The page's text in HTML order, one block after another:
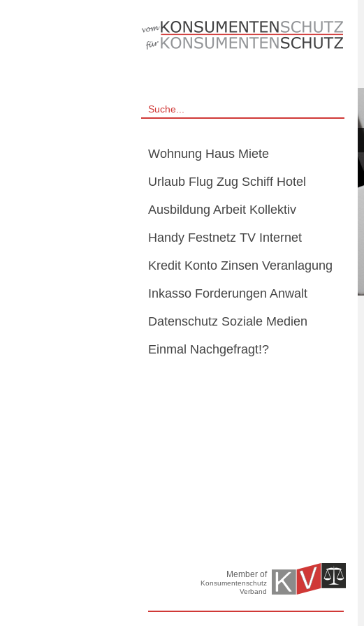
Wohnung Haus Miete
Urlaub Flug Zug Schiff Hotel
Ausbildung Arbeit Kollektiv
Handy Festnetz TV Internet
Kredit Konto Zinsen Veranlagung
Inkasso Forderungen Anwalt
Datenschutz Soziale Medien
Einmal Nachgefragt!?
Member of
Konsumentenschutz
Verband